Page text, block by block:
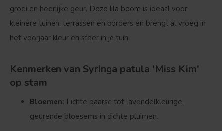
groei en heerlijke geur. Deze lila boom is ideaal voor
kleinere tuinen, terrassen en borders en brengt al vroeg in
het voorjaar kleur en sfeer in je tuin.
Kenmerken van Syringa patula 'Miss Kim'
op stam
Bloemen: Lichte paarse tot lavendelkleurige,
geurende bloesems in dichte pluimen.